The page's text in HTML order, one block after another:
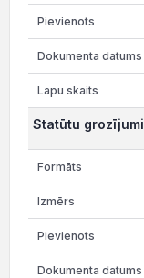
Statūtu grozījumi